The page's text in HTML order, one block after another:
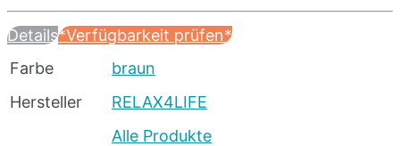
Details*Verfügbarkeit prüfen*
Farbe
braun
Hersteller
RELAX4LIFE
Alle Produkte